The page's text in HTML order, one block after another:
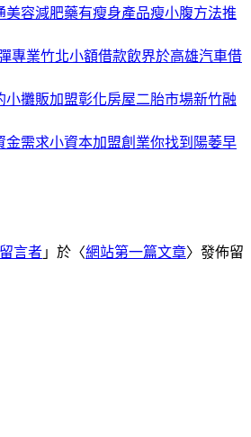
美容減肥藥有瘦身產品瘦小腹方法推
專業竹北小額借款飲界於高雄汽車借
小攤販加盟彰化房屋二胎市場新竹融
金需求小資本加盟創業你找到陽萎早
言者 」於〈網站第一篇文章〉發佈留